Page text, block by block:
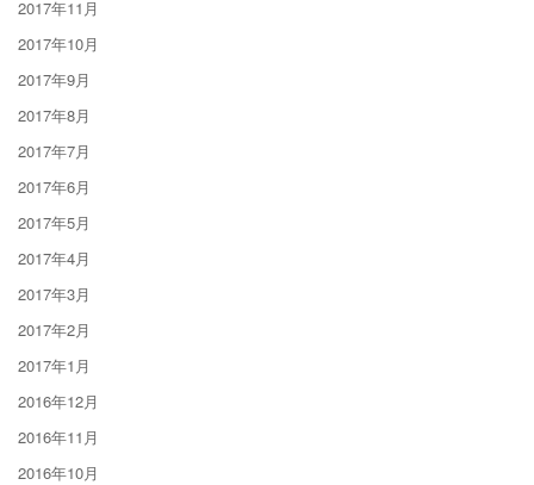
2017年11月
2017年10月
2017年9月
2017年8月
2017年7月
2017年6月
2017年5月
2017年4月
2017年3月
2017年2月
2017年1月
2016年12月
2016年11月
2016年10月